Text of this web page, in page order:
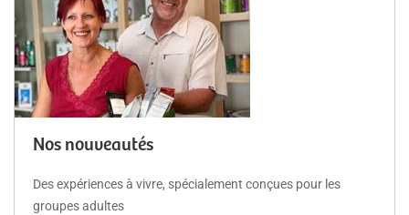
Nos nouveautés
Des expériences à vivre, spécialement conçues pour les
groupes adultes